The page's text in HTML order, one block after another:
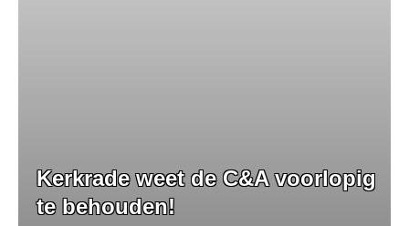
Kerkrade weet de C&A voorlopig
te behouden!